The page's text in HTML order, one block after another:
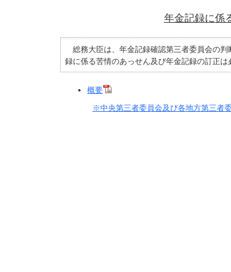
年金記録に係
総務大臣は、年金記録確認第三者委員会の
録に係る苦情のあっせん及び年金記録の訂正は
概要
※中央第三者委員会及び各地方第三者